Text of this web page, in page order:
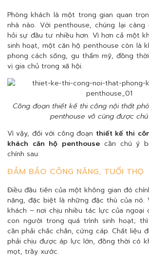
Phòng khách là một trong gian quan
nhà nào. Với penthouse, chúng lại
hỏi sự đầu tư nhiều hơn. Vì hơn cả một
sinh hoạt, một căn hộ penthouse còn là
phong cách sống, gu thẩm mỹ, đồng
vị gia chủ trong xã hội.
Công đoạn thiết kế thi công nội thất
penthouse vô cùng được
Vì vậy, đối với công đoạn thiết kế thi
khách căn hộ penthouse cần chú ý
chính sau:
ĐẢM BẢO CÔNG NĂNG, TUỔI THỌ
Điều đầu tiên của một không gian đó
năng, đặc biệt là những đặc thù của nó.
khách – nơi chịu nhiều tác lực của ngoại
con người trong quá trình sinh hoạt;
cần phải chắc chắn, cứng cáp. Chất liệu
phải chịu được áp lực lớn, đồng thời có
mọt, trầy xước.